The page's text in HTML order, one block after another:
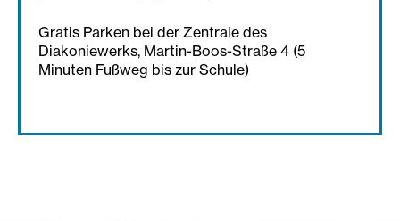
Gratis Parken bei der Zentrale des
Diakoniewerks, Martin-Boos-Straße 4 (5
Minuten Fußweg bis zur Schule)